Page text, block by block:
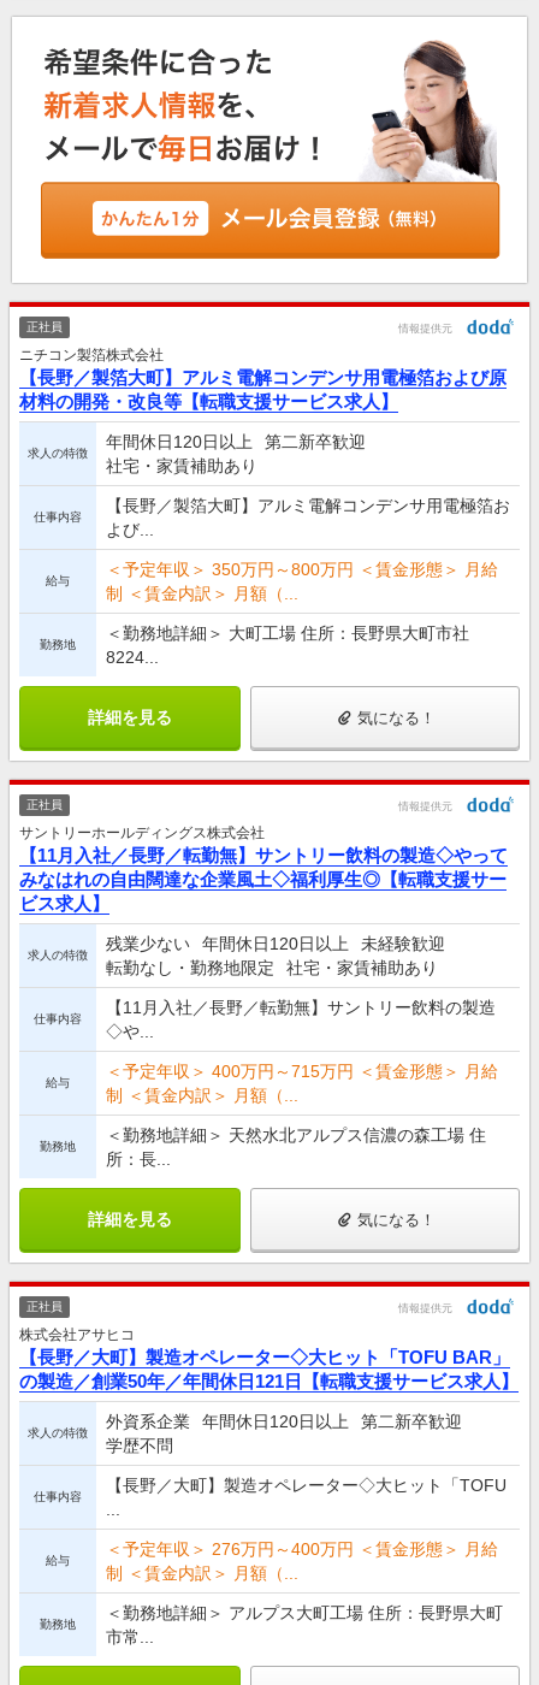
正社員 情報提供元
ニチコン製箔株式会社
【長野／製箔大町】アルミ電解コンデンサ用電極箔および原
材料の開発・改良等【転職支援サービス求人】
求人の特徴
年間休日120日以上
第二新卒歓迎
社宅・家賃補助あり
仕事内容
【長野／製箔大町】アルミ電解コンデンサ用電極箔お
よび...
給与
＜予定年収＞ 350万円～800万円 ＜賃金形態＞ 月給
制 ＜賃金内訳＞ 月額（...
勤務地
＜勤務地詳細＞ 大町工場 住所：長野県大町市社
8224...
詳細を見る 気になる！
正社員 情報提供元
サントリーホールディングス株式会社
【11月入社／長野／転勤無】サントリー飲料の製造◇やって
みなはれの自由闊達な企業風土◇福利厚生◎【転職支援サー
ビス求人】
求人の特徴
残業少ない 年間休日120日以上
未経験歓迎
転勤なし・勤務地限定
社宅・家賃補助あり
仕事内容
【11月入社／長野／転勤無】サントリー飲料の製造
◇や...
給与
＜予定年収＞ 400万円～715万円 ＜賃金形態＞ 月給
制 ＜賃金内訳＞ 月額（...
勤務地
＜勤務地詳細＞ 天然水北アルプス信濃の森工場 住
所：長...
詳細を見る 気になる！
正社員 情報提供元
株式会社アサヒコ
【長野／大町】製造オペレーター◇大ヒット「TOFU BAR」
の製造／創業50年／年間休日121日【転職支援サービス求人】
求人の特徴
外資系企業 年間休日120日以上
第二新卒歓迎
学歴不問
仕事内容
【長野／大町】製造オペレーター◇大ヒット「TOFU
給与
＜予定年収＞ 276万円～400万円 ＜賃金形態＞ 月給
制 ＜賃金内訳＞ 月額（...
勤務地
＜勤務地詳細＞ アルプス大町工場 住所：長野県大町
市常...